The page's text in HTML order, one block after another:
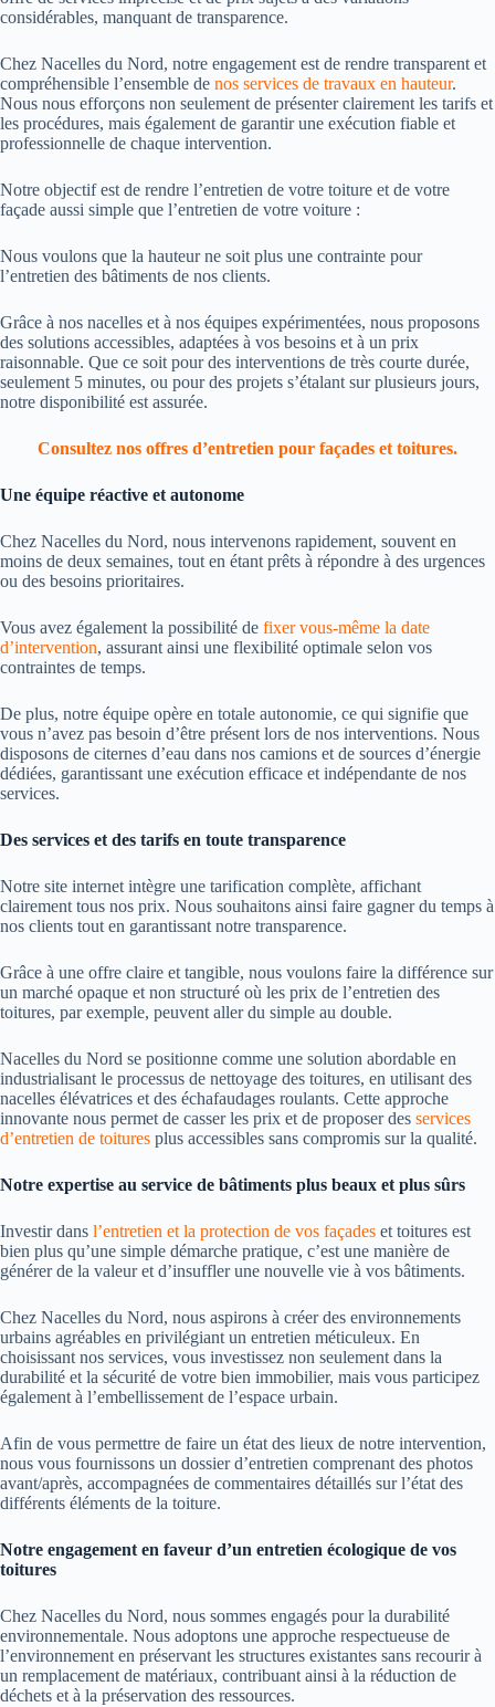
considérables, manquant de transparence.
Chez Nacelles du Nord, notre engagement est de rendre transparent et
compréhensible l’ensemble de nos services de travaux en hauteur.
Nous nous efforçons non seulement de présenter clairement les tarifs et
les procédures, mais également de garantir une exécution fiable et
professionnelle de chaque intervention.
Notre objectif est de rendre l’entretien de votre toiture et de votre
façade aussi simple que l’entretien de votre voiture :
Nous voulons que la hauteur ne soit plus une contrainte pour
l’entretien des bâtiments de nos clients.
Grâce à nos nacelles et à nos équipes expérimentées, nous proposons
des solutions accessibles, adaptées à vos besoins et à un prix
raisonnable. Que ce soit pour des interventions de très courte durée,
seulement 5 minutes, ou pour des projets s’étalant sur plusieurs jours,
notre disponibilité est assurée.
Consultez nos offres d’entretien pour façades et toitures.
Une équipe réactive et autonome
Chez Nacelles du Nord, nous intervenons rapidement, souvent en
moins de deux semaines, tout en étant prêts à répondre à des urgences
ou des besoins prioritaires.
Vous avez également la possibilité de fixer vous-même la date
d’intervention, assurant ainsi une flexibilité optimale selon vos
contraintes de temps.
De plus, notre équipe opère en totale autonomie, ce qui signifie que
vous n’avez pas besoin d’être présent lors de nos interventions. Nous
disposons de citernes d’eau dans nos camions et de sources d’énergie
dédiées, garantissant une exécution efficace et indépendante de nos
services.
Des services et des tarifs en toute transparence
Notre site internet intègre une tarification complète, affichant
clairement tous nos prix. Nous souhaitons ainsi faire gagner du temps à
nos clients tout en garantissant notre transparence.
Grâce à une offre claire et tangible, nous voulons faire la différence sur
un marché opaque et non structuré où les prix de l’entretien des
toitures, par exemple, peuvent aller du simple au double.
Nacelles du Nord se positionne comme une solution abordable en
industrialisant le processus de nettoyage des toitures, en utilisant des
nacelles élévatrices et des échafaudages roulants. Cette approche
innovante nous permet de casser les prix et de proposer des services
d’entretien de toitures plus accessibles sans compromis sur la qualité.
Notre expertise au service de bâtiments plus beaux et plus sûrs
Investir dans l’entretien et la protection de vos façades et toitures est
bien plus qu’une simple démarche pratique, c’est une manière de
générer de la valeur et d’insuffler une nouvelle vie à vos bâtiments.
Chez Nacelles du Nord, nous aspirons à créer des environnements
urbains agréables en privilégiant un entretien méticuleux. En
choisissant nos services, vous investissez non seulement dans la
durabilité et la sécurité de votre bien immobilier, mais vous participez
également à l’embellissement de l’espace urbain.
Afin de vous permettre de faire un état des lieux de notre intervention,
nous vous fournissons un dossier d’entretien comprenant des photos
avant/après, accompagnées de commentaires détaillés sur l’état des
différents éléments de la toiture.
Notre engagement en faveur d’un entretien écologique de vos
toitures
Chez Nacelles du Nord, nous sommes engagés pour la durabilité
environnementale. Nous adoptons une approche respectueuse de
l’environnement en préservant les structures existantes sans recourir à
un remplacement de matériaux, contribuant ainsi à la réduction de
déchets et à la préservation des ressources.